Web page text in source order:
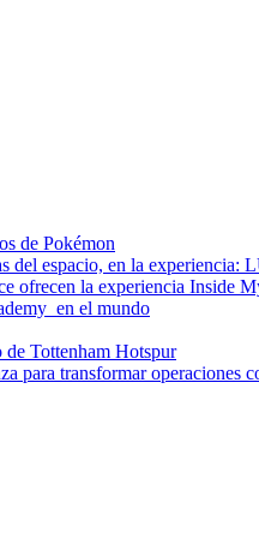
de Pokémon
del espacio, en la experiencia:
ofrecen la experiencia Inside
en el mundo
Tottenham Hotspur
para transformar operaciones